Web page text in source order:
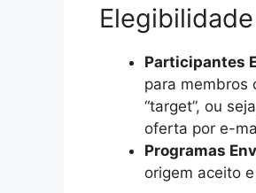
Participantes
para membros
“target”, ou
oferta por e-
Programas
origem aceito